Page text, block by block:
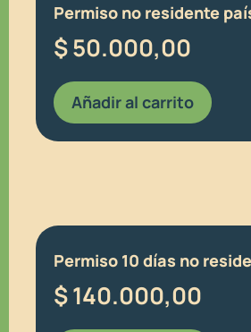
Permiso no residente
$50.000,00
Añadir al carrito
Permiso 10 días no
$140.000,00